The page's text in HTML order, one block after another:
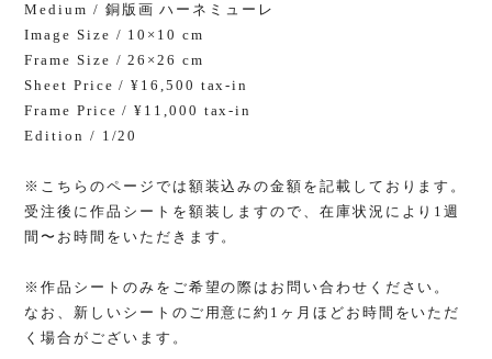
Medium / 銅版画 ハーネミューレ
Image Size / 10×10 cm
Frame Size / 26×26 cm
Sheet Price / ¥16,500 tax-in
Frame Price / ¥11,000 tax-in
Edition / 1/20
※こちらのページでは額装込みの金額を記載しております。
受注後に作品シートを額装しますので、在庫状況により1週
間〜お時間をいただきます。
※作品シートのみをご希望の際はお問い合わせください。
なお、新しいシートのご用意に約1ヶ月ほどお時間をいただ
く場合がございます。